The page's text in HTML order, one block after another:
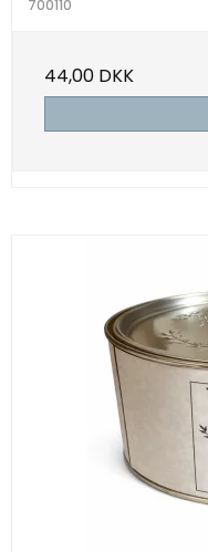
700110
44,00 DKK